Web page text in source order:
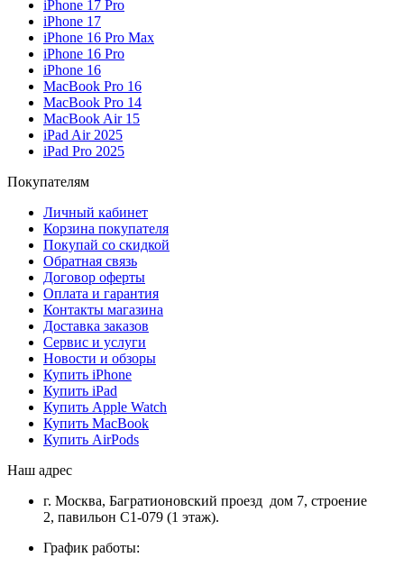
iPhone 17 Pro
iPhone 17
iPhone 16 Pro Max
iPhone 16 Pro
iPhone 16
MacBook Pro 16
MacBook Pro 14
MacBook Air 15
iPad Air 2025
iPad Pro 2025
Покупателям
Личный кабинет
Корзина покупателя
Покупай со скидкой
Обратная связь
Договор оферты
Оплата и гарантия
Контакты магазина
Доставка заказов
Сервис и услуги
Новости и обзоры
Купить iPhone
Купить iPad
Купить Apple Watch
Купить MacBook
Купить AirPods
Наш адрес
г. Москва, Багратионовский проезд дом 7, строение
2, павильон С1-079 (1 этаж).
График работы: